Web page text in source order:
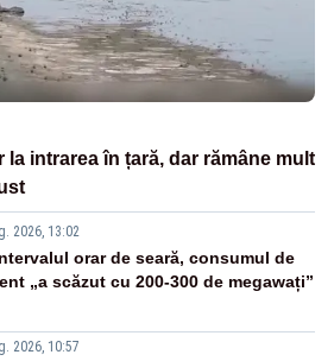
la intrarea în țară, dar rămâne mult
2026, 13:02
orar de seară, consumul de
„a scăzut cu 200-300 de megawați”
2026, 10:57